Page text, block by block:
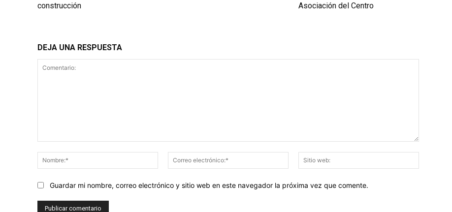
construcción
Asociación del Centro
DEJA UNA RESPUESTA
Nombre:*
Correo
electrónico:*
web:
Guardar mi nombre, correo electrónico y sitio web en este navegador la próxima vez que comente.